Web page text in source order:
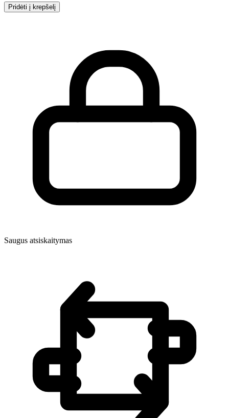
Pridėti į krepšelį
Saugus atsiskaitymas